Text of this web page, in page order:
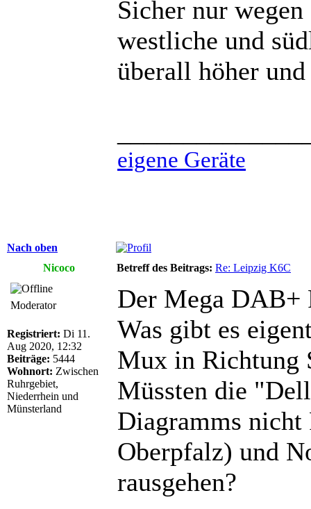
Sicher nur
westliche und
überall höher
eigene Geräte
Nach oben
Nicoco
Betreff des Beitrags: Re: Leipzig K6C
Moderator
Registriert: Di 11.
Aug 2020, 12:32
Beiträge: 5444
Wohnort: Zwischen
Ruhrgebiet,
Niederrhein und
Münsterland
Der Mega DAB+
Was gibt es
Mux in Richtung
Müssten die
Diagramms nicht
Oberpfalz) und
rausgehen?